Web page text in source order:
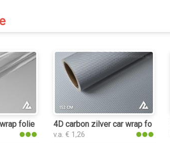
folie 4D carbon zilver car wrap folie
v.a. € 1,26